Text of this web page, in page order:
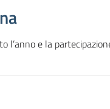
l’anno e la